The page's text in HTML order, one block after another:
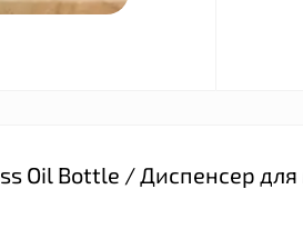
Oil Bottle / Диспенсер для